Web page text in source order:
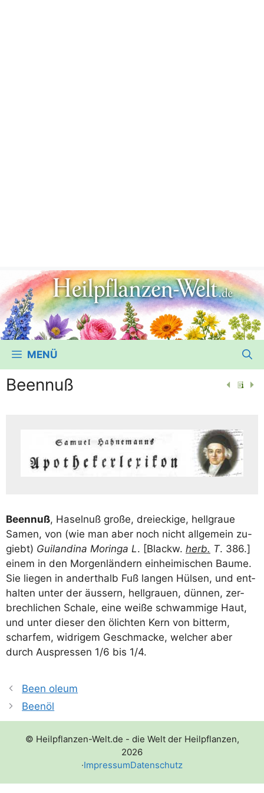
MENÜ
Beennuß
Been­nuß, Hasel­nuß gro­ße, drei­ecki­ge, hell­graue
Samen, von (wie man aber noch nicht all­ge­mein zu-
gie­bt) Gui­lan­di­na Mor­inga L. [Blackw. herb. T. 386.]
einem in den Mor­gen­län­dern ein­hei­mi­schen Bau­me.
Sie lie­gen in andert­halb Fuß lan­gen Hül­sen, und ent­
hal­ten unter der äus­sern, hell­grau­en, dün­nen, zer­
brech­li­chen Scha­le, eine wei­ße schwam­mi­ge Haut,
und unter die­ser den ölich­ten Kern von bit­term,
schar­fem, wid­ri­gem Geschma­cke, wel­cher aber
durch Aus­pres­sen 1/​6 bis 1/​4.
Been oleum
Beenöl
© Heilpflanzen-Welt.de - die Welt der Heilpflanzen,
2026
·ImpressumDatenschutz